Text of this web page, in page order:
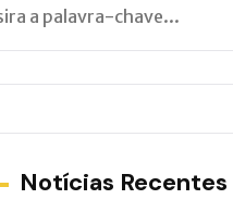
Notícias Recentes